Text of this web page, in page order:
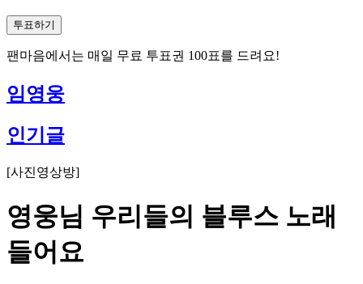
투표하기
팬마음에서는 매일 무료 투표권 100표를 드려요!
임영웅
인기글
[사진영상방]
영웅님 우리들의 블루스 노래
들어요